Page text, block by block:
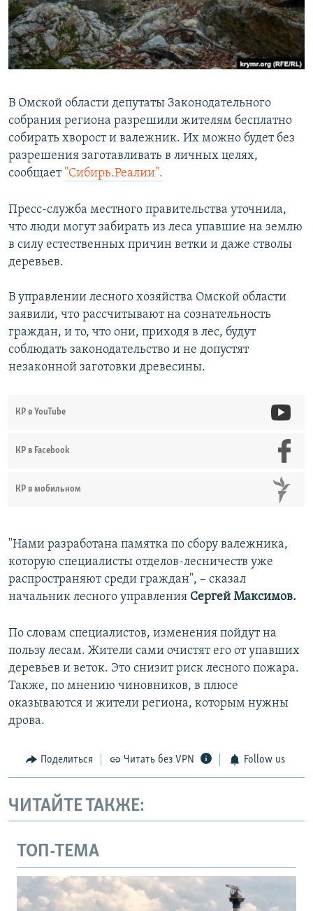
ПОБЕДИТЕЛЕЙ НЕ СУДЯТ?
КРЫМ.НЕПОКОРЕННЫЙ
ELIFBE
ПРИСОЕДИНЯЙТЕСЬ!
Все сайты RFE/RL
В Омской области депутаты Законодательного
собрания региона разрешили жителям бесплатно
собирать хворост и валежник. Их можно будет без
разрешения заготавливать в личных целях,
сообщает "Сибирь.Реалии".
Пресс-служба местного правительства уточнила,
что люди могут забирать из леса упавшие на землю
в силу естественных причин ветки и даже стволы
деревьев.
В управлении лесного хозяйства Омской области
заявили, что рассчитывают на сознательность
граждан, и то, что они, приходя в лес, будут
соблюдать законодательство и не допустят
незаконной заготовки древесины.
КР в YouTube
КР в Facebook
КР в мобильном
"Нами разработана памятка по сбору валежника,
которую специалисты отделов-лесничеств уже
распространяют среди граждан", – сказал
начальник лесного управления Сергей Максимов.
По словам специалистов, изменения пойдут на
пользу лесам. Жители сами очистят его от упавших
деревьев и веток. Это снизит риск лесного пожара.
Также, по мнению чиновников, в плюсе
оказываются и жители региона, которым нужны
дрова.
Поделиться Читать без VPN Follow us
ЧИТАЙТЕ ТАКЖЕ:
ТОП-ТЕМА